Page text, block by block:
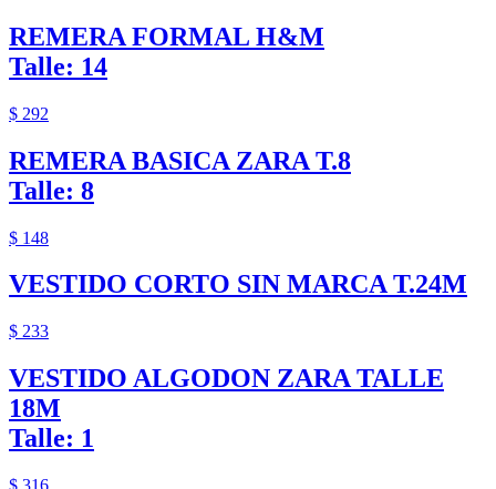
REMERA FORMAL H&M
Talle: 14
$ 292
REMERA BASICA ZARA T.8
Talle: 8
$ 148
VESTIDO CORTO SIN MARCA T.24M
$ 233
VESTIDO ALGODON ZARA TALLE
18M
Talle: 1